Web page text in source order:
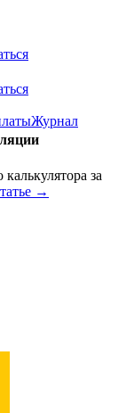
Журнал
за
→